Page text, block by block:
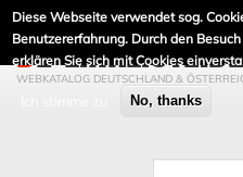
Diese Webseite verwendet sog.
Benutzererfahrung. Durch den
erklären Sie sich mit Cookies
No, thanks
DE-LINKLISTE.DE
WEBKATALOG DEUTSCHLAND &